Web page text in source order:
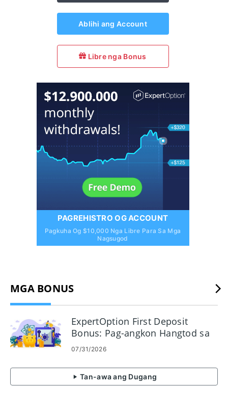
Ablihi ang Account
Libre nga Bonus
PAGREHISTRO OG ACCOUNT
Pagkuha Og $10,000 Nga Libre Para Sa Mga
Nagsugod
MGA BONUS
ExpertOption First Deposit
Bonus: Pag-angkon Hangtod sa
120% sa Imong Deposit
07/31/2026
Tan-awa ang Dugang